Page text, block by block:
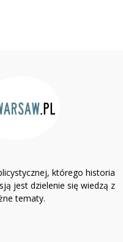
którego historia
jest dzielenie się wiedzą z
tematy.